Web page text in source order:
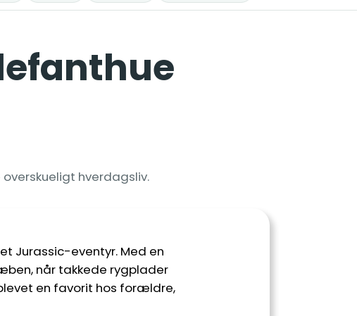
hverdagsliv.
Jurassic-eventyr. Med en
når takkede rygplader
en favorit hos forældre,